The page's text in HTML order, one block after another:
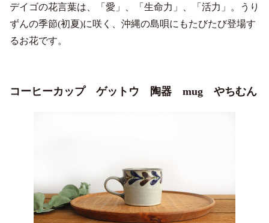
デイゴの花言葉は、「愛」、「生命力」、「活力」。うり
ずんの季節(初夏)に咲く、沖縄の島唄にもたびたび登場す
るお花です。
コーヒーカップ ゲットウ 陶器 mug やちむん